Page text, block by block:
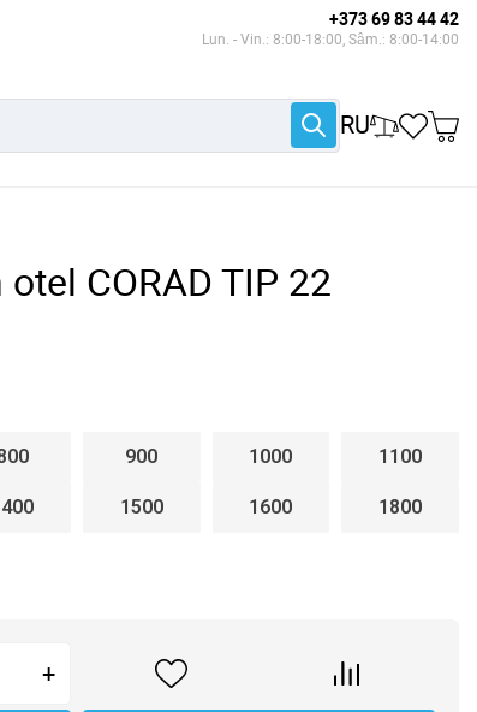
+373 69 83 44 42
Lun. - Vin.: 8:00-18:00, Sâm.: 8:00-14:00
RU
CORAD TIP 22
900 1000 1100
1500 1600 1800
+